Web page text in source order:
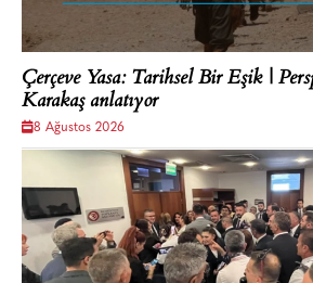
Çerçeve Yasa: Tarihsel Bir Eşik |
Karakaş anlatıyor
8 Ağustos 2026